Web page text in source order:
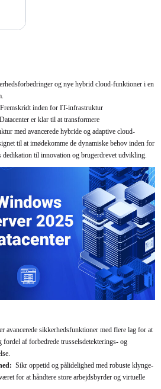
og nye hybrid cloud-funktioner i en
inden for IT-infrastruktur
er klar til at transformere
med avancerede hybride og adaptive cloud-
til at imødekomme de dynamiske behov inden for
til innovation og brugerdrevet udvikling.
avancerede sikkerhedsfunktioner med flere lag for at
fordel af forbedrede trusselsdetekterings- og
Sikr oppetid og pålidelighed med robuste klynge-
for at håndtere store arbejdsbyrder og virtuelle